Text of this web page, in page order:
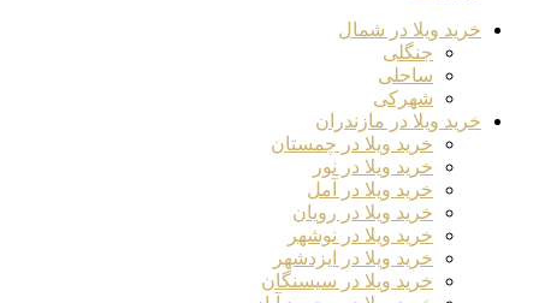
خرید ویلا در شمال
جنگلی
ساحلی
شهرکی
خرید ویلا در مازندران
خرید ویلا در چمستان
خرید ویلا در نور
خرید ویلا در آمل
خرید ویلا در رویان
خرید ویلا در نوشهر
خرید ویلا در ایزدشهر
خرید ویلا در سیسنگان